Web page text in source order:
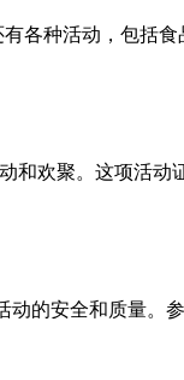
各种活动，包括
和欢聚。这项活动
动的安全和质量。